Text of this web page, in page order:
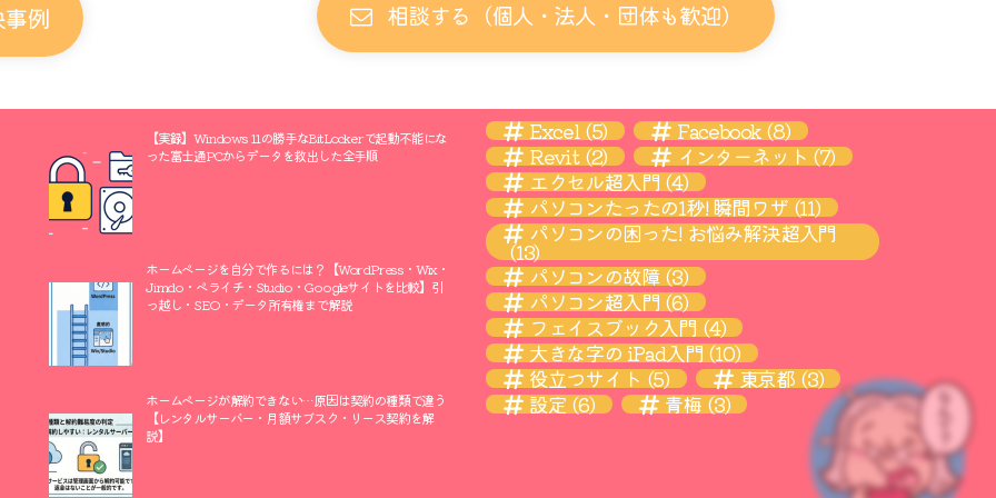
例 相談する（個人・法人・団体も歓迎）
【実録】Windows 11の勝手なBitLockerで起動不能にな
った富士通PCからデータを救出した全手順
ホームページを自分で作るには？【WordPress・Wix・
Jimdo・ペライチ・Studio・Googleサイトを比較】引
っ越し・SEO・データ所有権まで解説
ホームページが解約できない…原因は契約の種類で違う
【レンタルサーバー・月額サブスク・リース契約を解
説】
Excel(5) Facebook(8)
Revit(2) インターネット(7)
エクセル超入門(4)
パソコンたったの1秒! 瞬間ワザ(11)
パソコンの困った! お悩み解決超入門
(13)
パソコンの故障(3)
パソコン超入門(6)
フェイスブック入門(4)
大きな字の iPad入門(10)
役立つサイト(5) 東京都(3)
設定(6) 青梅(3)